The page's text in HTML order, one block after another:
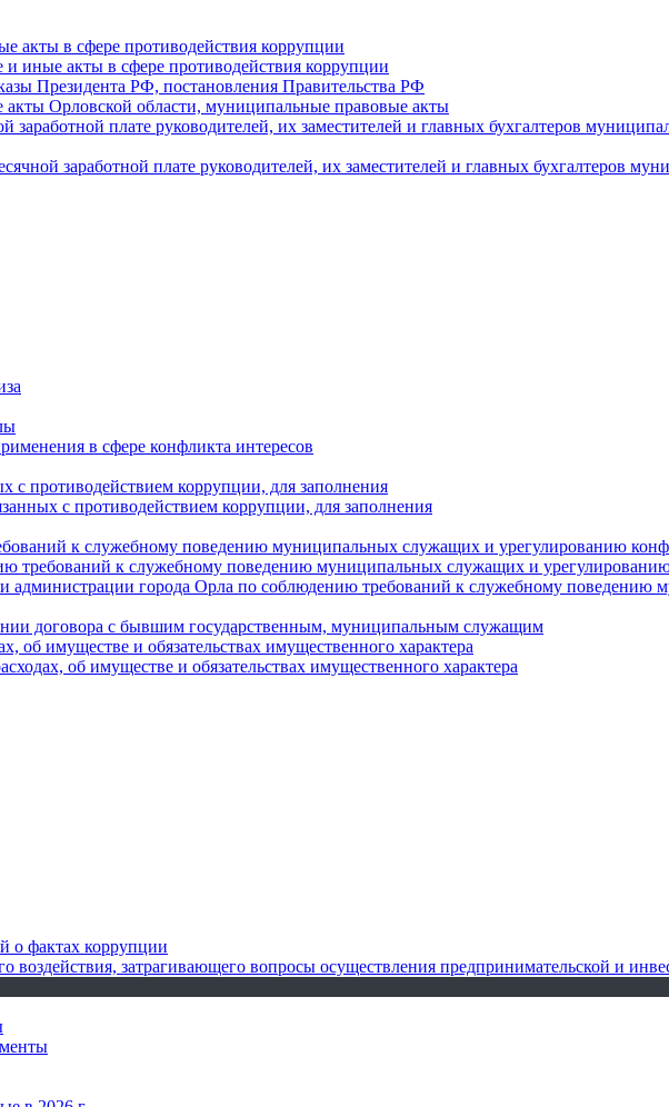
акты в сфере противодействия коррупции
иные акты в сфере противодействия коррупции
Президента РФ, постановления Правительства РФ
Орловской области, муниципальные правовые акты
заработной плате руководителей, их заместителей и главных бухгалтеров
заработной плате руководителей, их заместителей и главных бухгалтеров
в сфере конфликта интересов
с противодействием коррупции, для заполнения
с противодействием коррупции, для заполнения
к служебному поведению муниципальных служащих и урегулированию
требований к служебному поведению муниципальных служащих и урегулированию
города Орла по соблюдению требований к служебному поведению
договора с бывшим государственным, муниципальным служащим
об имуществе и обязательствах имущественного характера
об имуществе и обязательствах имущественного характера
о фактах коррупции
воздействия, затрагивающего вопросы осуществления предпринимательской и